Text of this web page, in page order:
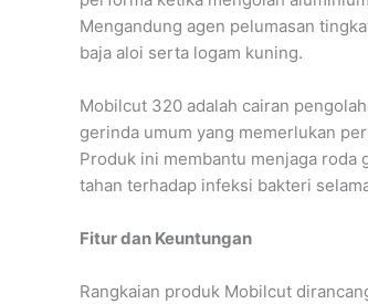
Mengandung agen pelumasan
baja aloi serta logam kuning.
Mobilcut 320 adalah cairan
gerinda umum yang memerlukan
Produk ini membantu menjaga roda
tahan terhadap infeksi bakteri
Fitur dan Keuntungan
Rangkaian produk Mobilcut